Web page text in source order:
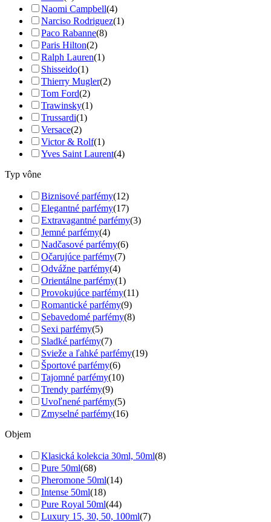
Naomi Campbell(4)
Narciso Rodriguez(1)
Paco Rabanne(8)
Paris Hilton(2)
Ralph Lauren(1)
Shisseido(1)
Thierry Mugler(2)
Tom Ford(2)
Trawinsky(1)
Trussardi(1)
Versace(2)
Victor & Rolf(1)
Yves Saint Laurent(4)
Typ vône
Biznisové parfémy(12)
Elegantné parfémy(17)
Extravagantné parfémy(3)
Jemné parfémy(4)
Nadčasové parfémy(6)
Očarujúce parfémy(7)
Odvážne parfémy(4)
Orientálne parfémy(1)
Provokujúce parfémy(11)
Romantické parfémy(9)
Sebavedomé parfémy(8)
Sexi parfémy(5)
Sladké parfémy(7)
Svieže a ľahké parfémy(19)
Športové parfémy(6)
Tajomné parfémy(10)
Trendy parfémy(9)
Uvoľnené parfémy(5)
Zmyselné parfémy(16)
Objem
Klasická kolekcia 30ml, 50ml(8)
Pure 50ml(68)
Pheromone 50ml(14)
Intense 50ml(18)
Pure Royal 50ml(44)
Luxury 15, 30, 50, 100ml(7)